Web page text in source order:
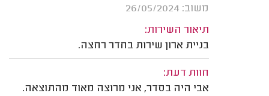
משוב: 26/05/2024
תיאור השירות:
בניית ארון שירות בחדר רחצה.
חוות דעת:
אבי היה בסדר, אני מרוצה מאוד מהתוצאה.